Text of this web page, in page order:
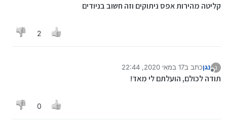
קליטה מהירות אפס ניתוקים וזה חשוב בניודים
2
נ
מנותק
נגןכתב ב17 במאי 2020, 22:44
נערך לאחרונה על ידי
תודה לכולם, הועלתם לי מאד!
0